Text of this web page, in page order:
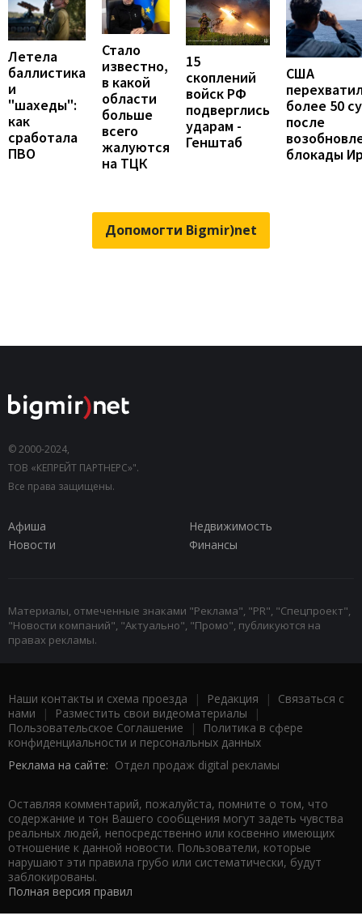
Летела
баллистика
и
"шахеды":
как
сработала
ПВО
Стало
известно,
в какой
области
больше
всего
жалуются
на ТЦК
15
скоплений
войск РФ
подверглись
ударам -
Генштаб
США
более 50
после
блокады
Допомогти Bigmir)net
© 2000-2024,
ТОВ «КЕПРЕЙТ ПАРТНЕРС»".
Все права защищены.
Афиша
Недвижимость
Новости
Финансы
Материалы, отмеченные знаками "Реклама", "PR", "Спецпроект",
"Новости компаний", "Актуально", "Промо", публикуются на
правах рекламы.
Наши контакты и схема проезда | Редакция | Связаться с
нами | Разместить свои видеоматериалы |
Пользовательское Соглашение |
Политика в сфере
конфиденциальности и персональных данных
Реклама на сайте: Отдел продаж digital рекламы
Оставляя комментарий, пожалуйста, помните о том, что
содержание и тон Вашего сообщения могут задеть чувства
реальных людей, непосредственно или косвенно имеющих
отношение к данной новости. Пользователи, которые
нарушают эти правила грубо или систематически, будут
заблокированы.
Полная версия правил